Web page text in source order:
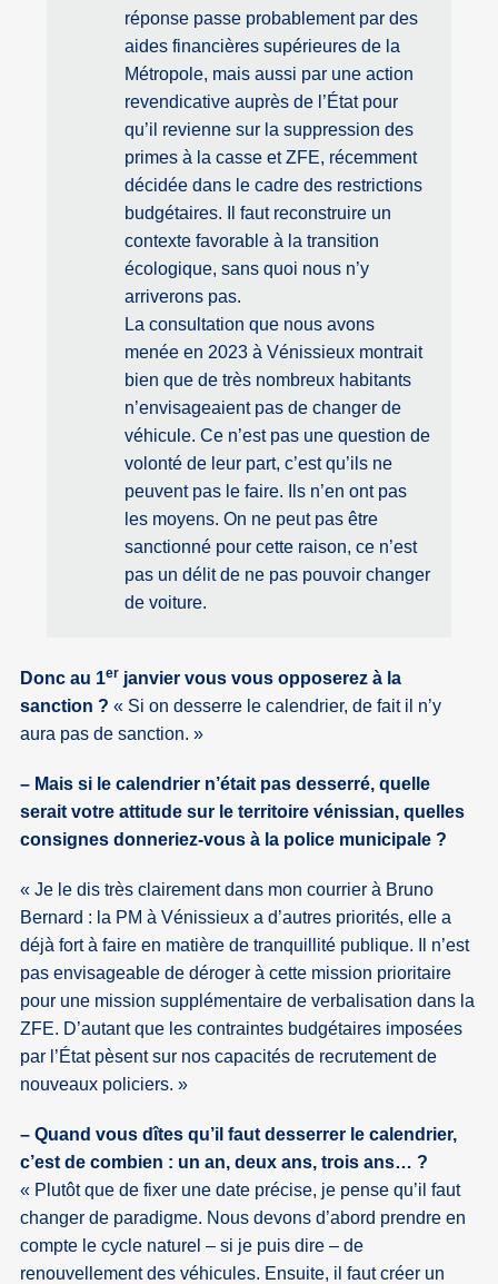
réponse passe probablement par des
aides financières supérieures de la
Métropole, mais aussi par une action
revendicative auprès de l’État pour
qu’il revienne sur la suppression des
primes à la casse et ZFE, récemment
décidée dans le cadre des restrictions
budgétaires. Il faut reconstruire un
contexte favorable à la transition
écologique, sans quoi nous n’y
arriverons pas.
La consultation que nous avons
menée en 2023 à Vénissieux montrait
bien que de très nombreux habitants
n’envisageaient pas de changer de
véhicule. Ce n’est pas une question de
volonté de leur part, c’est qu’ils ne
peuvent pas le faire. Ils n’en ont pas
les moyens. On ne peut pas être
sanctionné pour cette raison, ce n’est
pas un délit de ne pas pouvoir changer
de voiture.
Donc au 1er janvier vous vous opposerez à la
sanction ?
Si on desserre le calendrier, de fait il n’y
aura pas de sanction.
– Mais si le calendrier n’était pas desserré, quelle
serait votre attitude sur le territoire vénissian, quelles
consignes donneriez-vous à la police municipale ?
Je le dis très clairement dans mon courrier à Bruno
Bernard : la PM à Vénissieux a d’autres priorités, elle a
déjà fort à faire en matière de tranquillité publique. Il n’est
pas envisageable de déroger à cette mission prioritaire
pour une mission supplémentaire de verbalisation dans la
ZFE. D’autant que les contraintes budgétaires imposées
par l’État pèsent sur nos capacités de recrutement de
nouveaux policiers.
– Quand vous dîtes qu’il faut desserrer le calendrier,
c’est de combien : un an, deux ans, trois ans… ?
Plutôt que de fixer une date précise, je pense qu’il faut
changer de paradigme. Nous devons d’abord prendre en
compte le cycle naturel – si je puis dire – de
renouvellement des véhicules. Ensuite, il faut créer un